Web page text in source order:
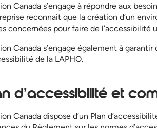
Canada s’engage à répondre aux
reconnait que la création d’un
concernées pour faire de l’accessibilité
Canada s’engage également à
de la LAPHO.
d’accessibilité et
Canada dispose d’un Plan